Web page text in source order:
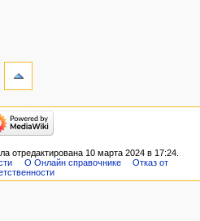
отредактирована 10 марта 2024 в 17:24.
О Онлайн справочнике
Отказ от